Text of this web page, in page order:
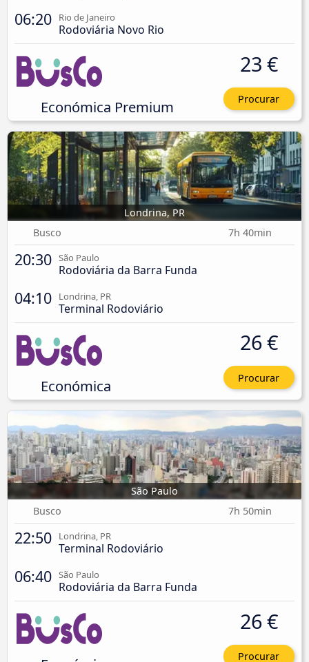
06:20 Rio de Janeiro
Rodoviária Novo Rio
Económica Premium
23 €
Procurar
Londrina, PR
Busco
7h 40min
20:30 São Paulo
Rodoviária da Barra Funda
04:10 Londrina, PR
Terminal Rodoviário
Económica
26 €
Procurar
São Paulo
Busco
7h 50min
22:50 Londrina, PR
Terminal Rodoviário
06:40 São Paulo
Rodoviária da Barra Funda
26 €
Procurar